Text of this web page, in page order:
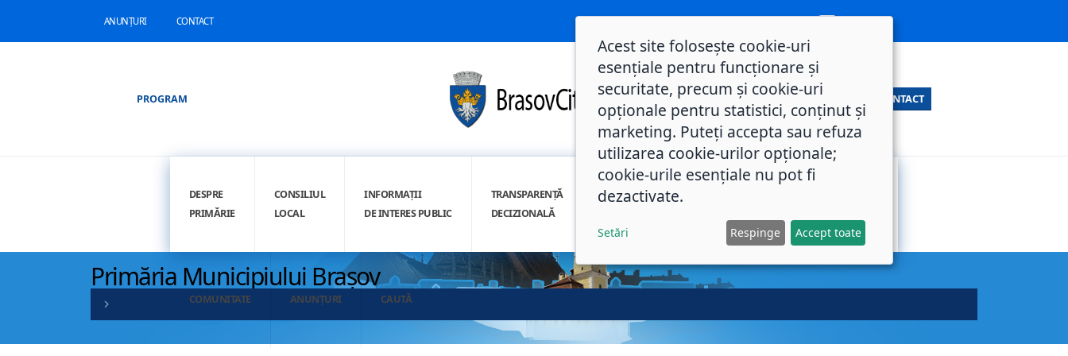
ANUNȚURI CONTACT
PROGRAM CONTACT
DESPRE
PRIMĂRIE
CONSILIUL
LOCAL
INFORMAȚII
DE INTERES PUBLIC
TRANSPARENȚĂ
DECIZIONALĂ
INTEGRITATE
COMUNITATE ANUNȚURI CAUTĂ
Primăria Municipiului Brașov
Acest site folosește cookie-uri
esențiale pentru funcționare și
securitate, precum și cookie-uri
opționale pentru statistici, conținut și
marketing. Puteți accepta sau refuza
utilizarea cookie-urilor opționale;
cookie-urile esențiale nu pot fi
dezactivate.
Setări Respinge Accept toate